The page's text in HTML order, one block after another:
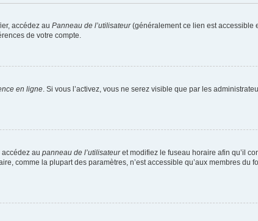
accédez au Panneau de l’utilisateur(généralement ce lien est accessible
de votre compte.
en ligne. Si vous l’activez, vous ne serez visible que par les
accédez au panneau de l’utilisateuret modifiez le fuseau horaire afin qu’il
comme la plupart des paramètres, n’est accessible qu’aux membres du